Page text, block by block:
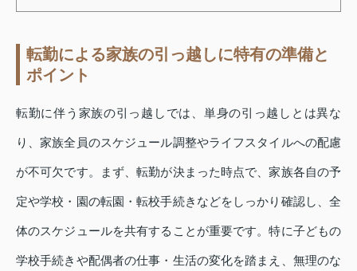
転勤による家族の引っ越しに特有の準備と
ポイント
転勤に伴う家族の引っ越しでは、単身の引っ越しとは異な
り、家族全員のスケジュール調整やライフスタイルへの配慮
が不可欠です。まず、転勤が決まった時点で、家族各自の予
定や学校・園の転園・転校手続きなどをしっかり確認し、全
体のスケジュールを共有することが重要です。特に子どもの
学校手続きや配偶者の仕事・生活の変化を踏まえ、無理のな